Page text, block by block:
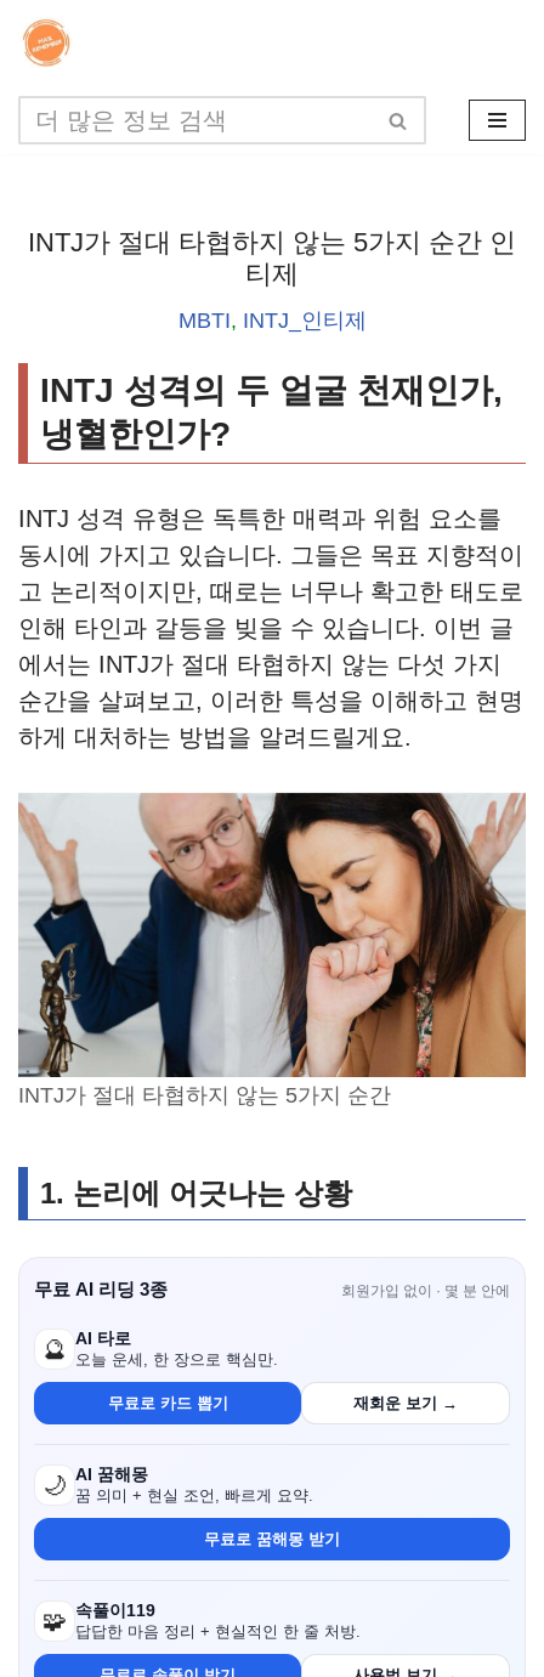
콘
텐
츠
너
INTJ가 절대 타협하지 않는 5가지 순간 인
티제
MBTI, INTJ_인티제
INTJ 성격의 두 얼굴 천재인가,
냉혈한인가?
INTJ 성격 유형은 독특한 매력과 위험 요소를
동시에 가지고 있습니다. 그들은 목표 지향적이
고 논리적이지만, 때로는 너무나 확고한 태도로
인해 타인과 갈등을 빚을 수 있습니다. 이번 글
에서는 INTJ가 절대 타협하지 않는 다섯 가지
순간을 살펴보고, 이러한 특성을 이해하고 현명
하게 대처하는 방법을 알려드릴게요.
INTJ가 절대 타협하지 않는 5가지 순간
1. 논리에 어긋나는 상황
무료 AI 리딩 3종 회원가입 없이 · 몇 분 안에
🔮 AI 타로
오늘 운세, 한 장으로 핵심만.
무료로 카드 뽑기 재회운 보기 →
🌙 AI 꿈해몽
꿈 의미 + 현실 조언, 빠르게 요약.
무료로 꿈해몽 받기
🧩 속풀이119
답답한 마음 정리 + 현실적인 한 줄 처방.